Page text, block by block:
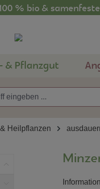
% bio &
& Pflanzgut
Heilpflanzen